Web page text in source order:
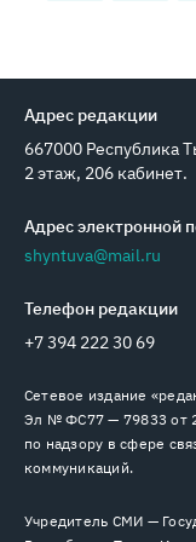
Адрес редакции
667000 Республика
2 этаж, 206 кабинет.
Адрес электронной
shyntuva@mail.ru
Телефон редакции
+7 394 222 30 69
Сетевое издание
Эл № ФС77 — 79833 от
по надзору в сфере
коммуникаций.
Учредитель СМИ —